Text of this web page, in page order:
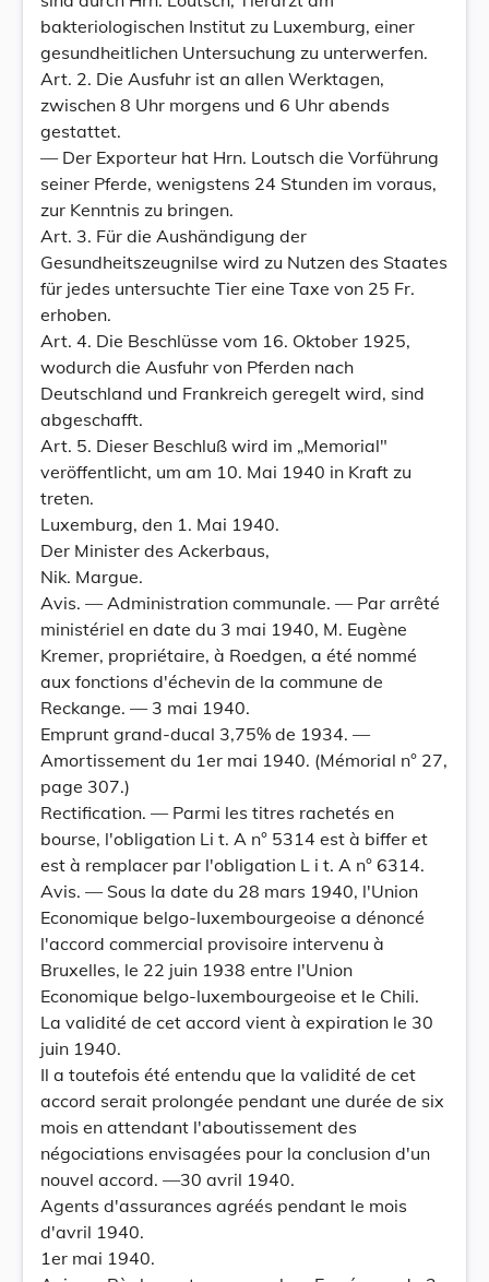
bakteriologischen Institut zu Luxemburg, einer
gesundheitlichen Untersuchung zu unterwerfen.
Art. 2. Die Ausfuhr ist an allen Werktagen,
zwischen 8 Uhr morgens und 6 Uhr abends
gestattet.
— Der Exporteur hat Hrn. Loutsch die Vorführung
seiner Pferde, wenigstens 24 Stunden im voraus,
zur Kenntnis zu bringen.
Art. 3. Für die Aushändigung der
Gesundheitszeugnilse wird zu Nutzen des Staates
für jedes untersuchte Tier eine Taxe von 25 Fr.
erhoben.
Art. 4. Die Beschlüsse vom 16. Oktober 1925,
wodurch die Ausfuhr von Pferden nach
Deutschland und Frankreich geregelt wird, sind
abgeschafft.
Art. 5. Dieser Beschluß wird im „Memorial"
veröffentlicht, um am 10. Mai 1940 in Kraft zu
treten.
Luxemburg, den 1. Mai 1940.
Der Minister des Ackerbaus,
Nik. Margue.
Avis. — Administration communale. — Par arrêté
ministériel en date du 3 mai 1940, M. Eugène
Kremer, propriétaire, à Roedgen, a été nommé
aux fonctions d'échevin de la commune de
Reckange. — 3 mai 1940.
Emprunt grand-ducal 3,75% de 1934. —
Amortissement du 1er mai 1940. (Mémorial n° 27,
page 307.)
Rectification. — Parmi les titres rachetés en
bourse, l'obligation Li t. A n° 5314 est à biffer et
est à remplacer par l'obligation L i t. A n° 6314.
Avis. — Sous la date du 28 mars 1940, l'Union
Economique belgo-luxembourgeoise a dénoncé
l'accord commercial provisoire intervenu à
Bruxelles, le 22 juin 1938 entre l'Union
Economique belgo-luxembourgeoise et le Chili.
La validité de cet accord vient à expiration le 30
juin 1940.
Il a toutefois été entendu que la validité de cet
accord serait prolongée pendant une durée de six
mois en attendant l'aboutissement des
négociations envisagées pour la conclusion d'un
nouvel accord. —30 avril 1940.
Agents d'assurances agréés pendant le mois
d'avril 1940.
1er mai 1940.